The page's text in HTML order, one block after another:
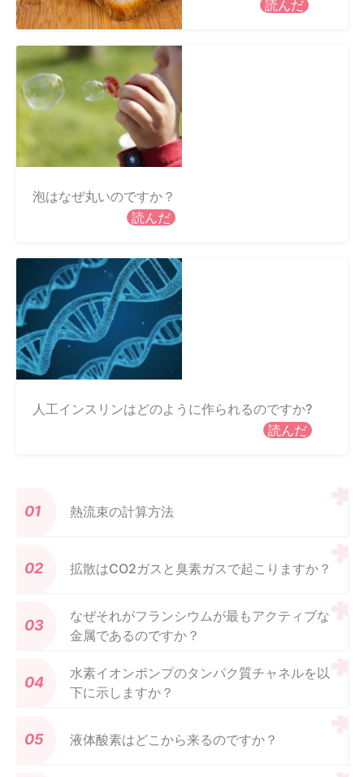
読んだ
泡はなぜ丸いのですか？
読んだ
人工インスリンはどのように作られるのですか?
読んだ
熱流束の計算方法
拡散はCO2ガスと臭素ガスで起こりますか？
なぜそれがフランシウムが最もアクティブな
金属であるのですか？
水素イオンポンプのタンパク質チャネルを以
下に示しますか？
液体酸素はどこから来るのですか？